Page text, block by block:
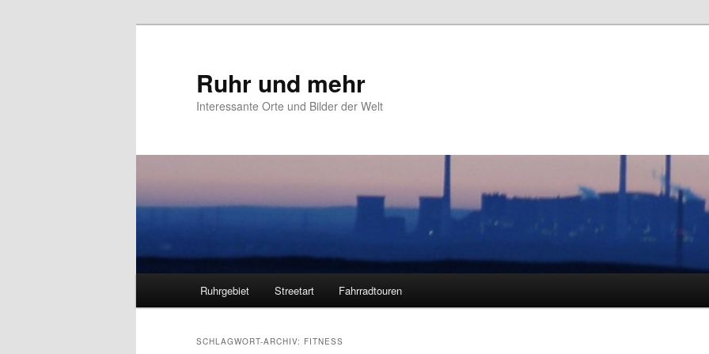
Ruhr und mehr
Interessante Orte und Bilder der Welt
Ruhrgebiet Streetart Fahrradtouren
SCHLAGWORT-ARCHIV: FITNESS